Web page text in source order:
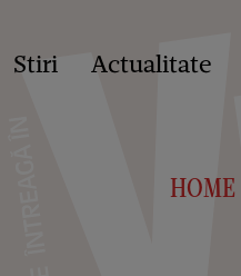
Stiri Actualitate
HOME